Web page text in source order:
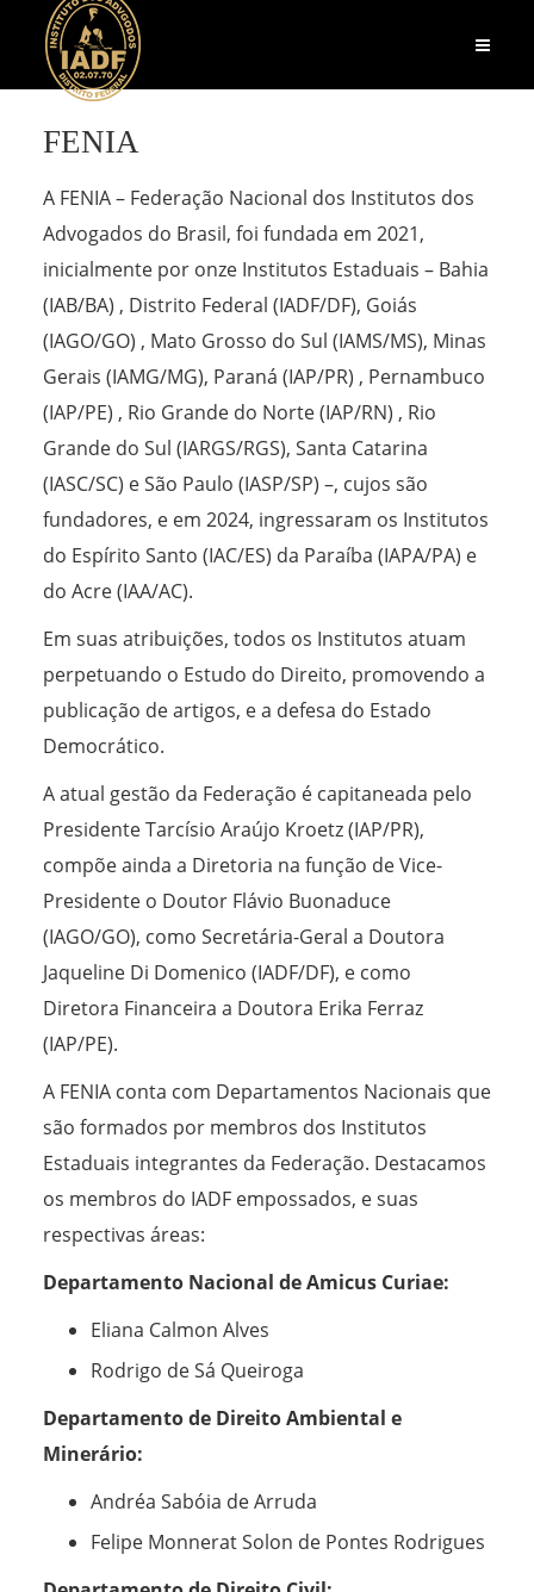
FENIA
A FENIA – Federação Nacional dos Institutos dos
Advogados do Brasil, foi fundada em 2021,
inicialmente por onze Institutos Estaduais – Bahia
(IAB/BA) , Distrito Federal (IADF/DF), Goiás
(IAGO/GO) , Mato Grosso do Sul (IAMS/MS), Minas
Gerais (IAMG/MG), Paraná (IAP/PR) , Pernambuco
(IAP/PE) , Rio Grande do Norte (IAP/RN) , Rio
Grande do Sul (IARGS/RGS), Santa Catarina
(IASC/SC) e São Paulo (IASP/SP) –, cujos são
fundadores, e em 2024, ingressaram os Institutos
do Espírito Santo (IAC/ES) da Paraíba (IAPA/PA) e
do Acre (IAA/AC).
Em suas atribuições, todos os Institutos atuam
perpetuando o Estudo do Direito, promovendo a
publicação de artigos, e a defesa do Estado
Democrático.
A atual gestão da Federação é capitaneada pelo
Presidente Tarcísio Araújo Kroetz (IAP/PR),
compõe ainda a Diretoria na função de Vice-
Presidente o Doutor Flávio Buonaduce
(IAGO/GO), como Secretária-Geral a Doutora
Jaqueline Di Domenico (IADF/DF), e como
Diretora Financeira a Doutora Erika Ferraz
(IAP/PE).
A FENIA conta com Departamentos Nacionais que
são formados por membros dos Institutos
Estaduais integrantes da Federação. Destacamos
os membros do IADF empossados, e suas
respectivas áreas:
Departamento Nacional de Amicus Curiae:
Eliana Calmon Alves
Rodrigo de Sá Queiroga
Departamento de Direito Ambiental e
Minerário:
Andréa Sabóia de Arruda
Felipe Monnerat Solon de Pontes Rodrigues